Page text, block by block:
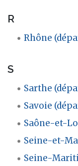
R
Rhône
S
Sarthe
Savoie
Saône-et-
Seine-et-
Seine-